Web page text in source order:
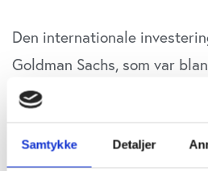
Samtykke Detaljer
Den internationale
Goldman Sachs, som var
løfte forventningerne til
for nylig justeret sin model